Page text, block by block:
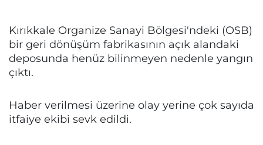
Kırıkkale Organize Sanayi Bölgesi'ndeki (OSB)
bir geri dönüşüm fabrikasının açık alandaki
deposunda henüz bilinmeyen nedenle yangın
çıktı.
Haber verilmesi üzerine olay yerine çok sayıda
itfaiye ekibi sevk edildi.